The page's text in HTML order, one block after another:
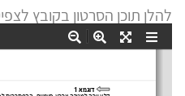
להלן תוכן הסרטון בקובץ